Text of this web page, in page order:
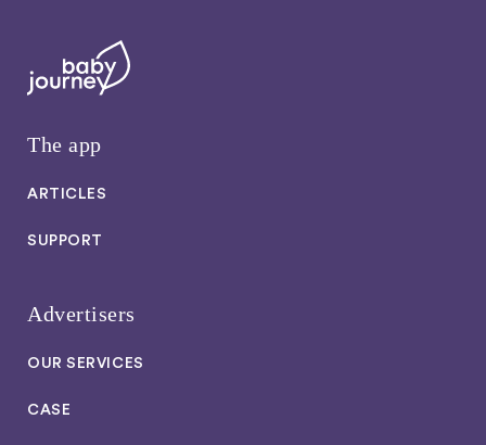
The app
ARTICLES
SUPPORT
Advertisers
OUR SERVICES
CASE